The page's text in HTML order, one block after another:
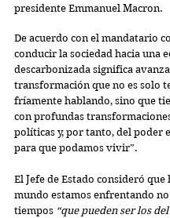
presidente Emmanuel Macron.
De acuerdo con el mandatario
conducir la sociedad hacia una
descarbonizada significa
transformación que no es solo
fríamente hablando, sino que
con profundas
políticas y, por tanto, del poder
para que podamos vivir”.
El Jefe de Estado consideró que
mundo estamos enfrentando
tiempos “que pueden ser los